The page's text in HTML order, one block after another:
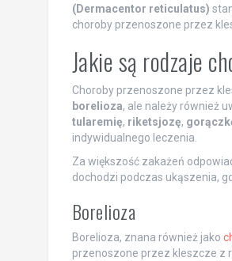
(Dermacentor reticulatus)
choroby przenoszone przez
Jakie są rodzaje
Choroby przenoszone przez
borelioza, ale należy również
tularemię, riketsjozę,
indywidualnego leczenia.
Za większość zakażeń
dochodzi podczas ukąszenia,
Borelioza
Borelioza, znana również jako
przenoszone przez kleszcze z